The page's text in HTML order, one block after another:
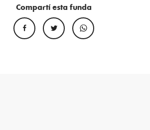
Compartí esta funda